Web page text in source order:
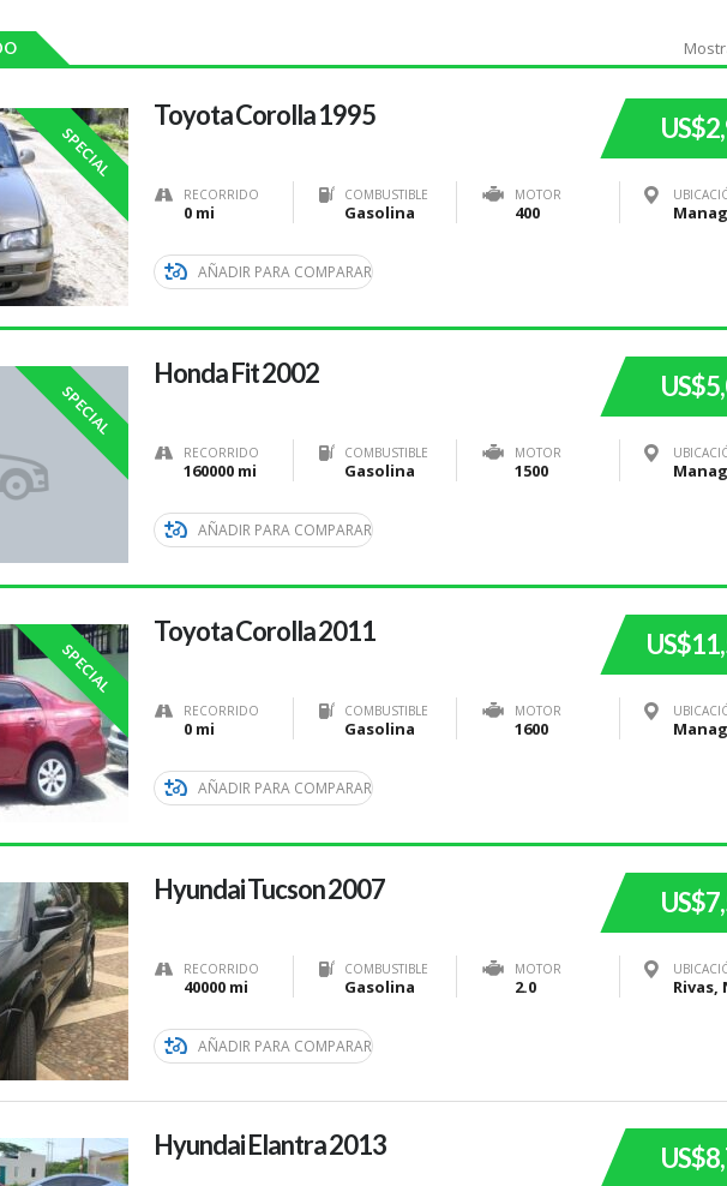
SPECIAL
Toyota Corolla 1995
RECORRIDO
0 mi
COMBUSTIBLE
Gasolina
MOTOR
400
AÑADIR PARA COMPARAR
SPECIAL
Honda Fit 2002
RECORRIDO
160000 mi
COMBUSTIBLE
Gasolina
MOTOR
1500
AÑADIR PARA COMPARAR
SPECIAL
Toyota Corolla 2011
RECORRIDO
0 mi
COMBUSTIBLE
Gasolina
MOTOR
1600
AÑADIR PARA COMPARAR
Hyundai Tucson 2007
RECORRIDO
40000 mi
COMBUSTIBLE
Gasolina
MOTOR
2.0
AÑADIR PARA COMPARAR
Hyundai Elantra 2013